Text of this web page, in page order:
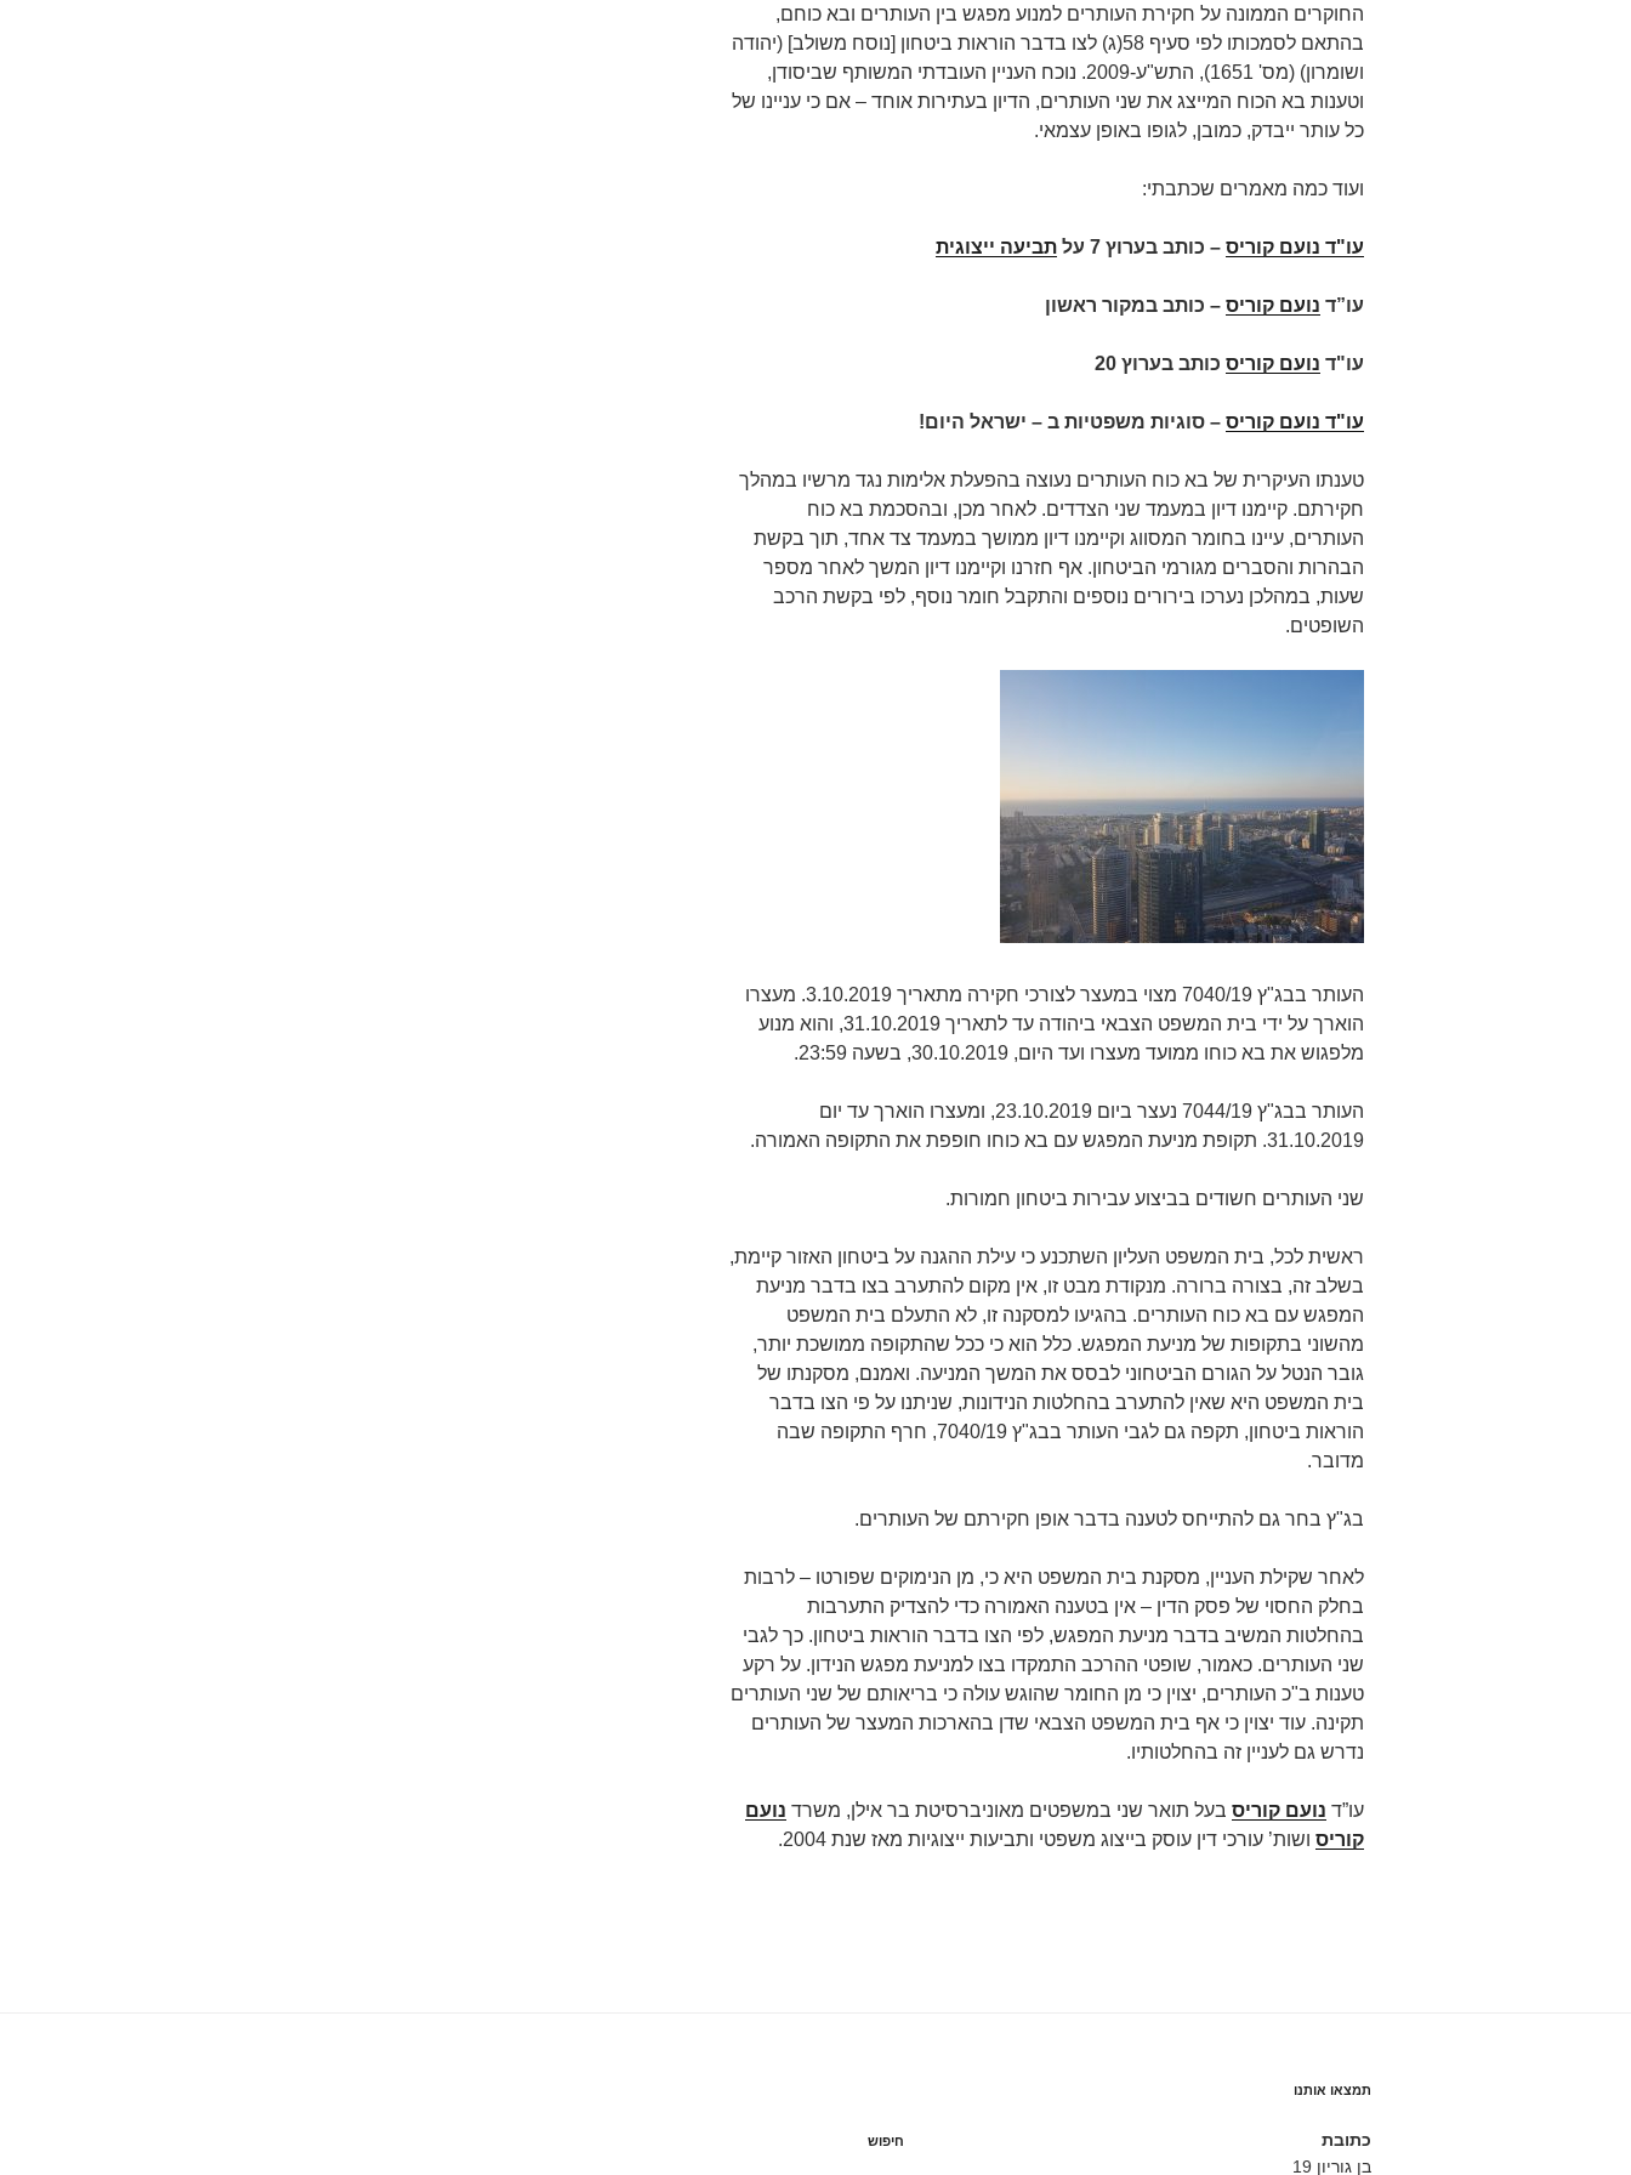
החוקרים הממונה על חקירת העותרים למנוע מפגש בין העותרים ובא כוחם,
בהתאם לסמכותו לפי סעיף 58(ג) לצו בדבר הוראות ביטחון [נוסח משולב] (יהודה
ושומרון) (מס' 1651), התש"ע-2009. נוכח העניין העובדתי המשותף שביסודן,
וטענות בא הכוח המייצג את שני העותרים, הדיון בעתירות אוחד – אם כי עניינו של
כל עותר ייבדק, כמובן, לגופו באופן עצמאי.
ועוד כמה מאמרים שכתבתי:
עו"ד נועם קוריס – כותב בערוץ 7 על תביעה ייצוגית
עו”ד נועם קוריס – כותב במקור ראשון
עו"ד נועם קוריס כותב בערוץ 20
עו"ד נועם קוריס – סוגיות משפטיות ב – ישראל היום!
טענתו העיקרית של בא כוח העותרים נעוצה בהפעלת אלימות נגד מרשיו במהלך
חקירתם. קיימנו דיון במעמד שני הצדדים. לאחר מכן, ובהסכמת בא כוח
העותרים, עיינו בחומר המסווג וקיימנו דיון ממושך במעמד צד אחד, תוך בקשת
הבהרות והסברים מגורמי הביטחון. אף חזרנו וקיימנו דיון המשך לאחר מספר
שעות, במהלכן נערכו בירורים נוספים והתקבל חומר נוסף, לפי בקשת הרכב
השופטים.
העותר בבג"ץ 7040/19 מצוי במעצר לצורכי חקירה מתאריך 3.10.2019. מעצרו
הוארך על ידי בית המשפט הצבאי ביהודה עד לתאריך 31.10.2019, והוא מנוע
מלפגוש את בא כוחו ממועד מעצרו ועד היום, 30.10.2019, בשעה 23:59.
העותר בבג"ץ 7044/19 נעצר ביום 23.10.2019, ומעצרו הוארך עד יום
31.10.2019. תקופת מניעת המפגש עם בא כוחו חופפת את התקופה האמורה.
שני העותרים חשודים בביצוע עבירות ביטחון חמורות.
ראשית לכל, בית המשפט העליון השתכנע כי עילת ההגנה על ביטחון האזור קיימת,
בשלב זה, בצורה ברורה. מנקודת מבט זו, אין מקום להתערב בצו בדבר מניעת
המפגש עם בא כוח העותרים. בהגיעו למסקנה זו, לא התעלם בית המשפט
מהשוני בתקופות של מניעת המפגש. כלל הוא כי ככל שהתקופה ממושכת יותר,
גובר הנטל על הגורם הביטחוני לבסס את המשך המניעה. ואמנם, מסקנתו של
בית המשפט היא שאין להתערב בהחלטות הנידונות, שניתנו על פי הצו בדבר
הוראות ביטחון, תקפה גם לגבי העותר בבג"ץ 7040/19, חרף התקופה שבה
מדובר.
בג"ץ בחר גם להתייחס לטענה בדבר אופן חקירתם של העותרים.
לאחר שקילת העניין, מסקנת בית המשפט היא כי, מן הנימוקים שפורטו – לרבות
בחלק החסוי של פסק הדין – אין בטענה האמורה כדי להצדיק התערבות
בהחלטות המשיב בדבר מניעת המפגש, לפי הצו בדבר הוראות ביטחון. כך לגבי
שני העותרים. כאמור, שופטי ההרכב התמקדו בצו למניעת מפגש הנידון. על רקע
טענות ב"כ העותרים, יצוין כי מן החומר שהוגש עולה כי בריאותם של שני העותרים
תקינה. עוד יצוין כי אף בית המשפט הצבאי שדן בהארכות המעצר של העותרים
נדרש גם לעניין זה בהחלטותיו.
עו”ד נועם קוריס בעל תואר שני במשפטים מאוניברסיטת בר אילן, משרד נועם
קוריס ושות’ עורכי דין עוסק בייצוג משפטי ותביעות ייצוגיות מאז שנת 2004.
תמצאו אותנו
כתובת
בן גוריון 19
חיפוש